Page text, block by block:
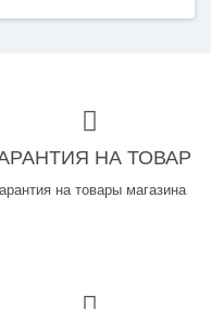
НА ТОВАР
на товары магазина